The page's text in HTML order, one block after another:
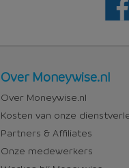
Over
Moneywise
Over Moneywise.nl
Over Moneywise.nl
Kosten van onze
Partners & Affiliates
Onze medewerkers